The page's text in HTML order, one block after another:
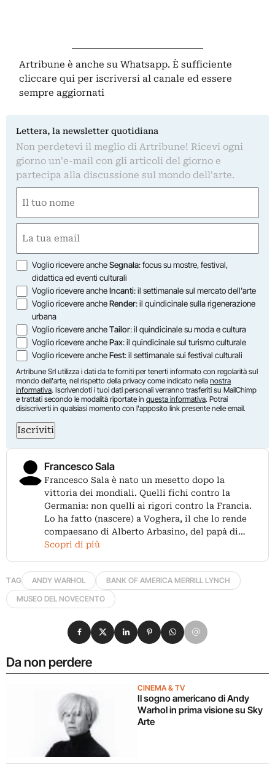
Artribune è anche su Whatsapp. È sufficiente
cliccare qui per iscriversi al canale ed essere
sempre aggiornati
Lettera, la newsletter quotidiana
Non perdetevi il meglio di Artribune! Ricevi ogni
giorno un'e-mail con gli articoli del giorno e
partecipa alla discussione sul mondo dell'arte.
(Obbligatorio)
Nome
(Obbligatorio)
Opzioni
Voglio ricevere ancheSegnala: focus su mostre, festival,
didattica ed eventi culturali
Voglio ricevere ancheIncanti: il settimanale sul mercato dell'arte
Voglio ricevere ancheRender: il quindicinale sulla rigenerazione
urbana
Voglio ricevere ancheTailor: il quindicinale su moda e cultura
Voglio ricevere anchePax: il quindicinale sul turismo culturale
Voglio ricevere ancheFest: il settimanale sui festival culturali
Artribune Srl utilizza i dati da te forniti per tenerti informato con regolarità sul
mondo dell'arte, nel rispetto della privacy come indicato nella nostra
informativa. Iscrivendoti i tuoi dati personali verranno trasferiti su MailChimp
e trattati secondo le modalità riportate in questa informativa. Potrai
disiscriverti in qualsiasi momento con l'apposito link presente nelle email.
Iscriviti
Francesco Sala
Francesco Sala è nato un mesetto dopo la
vittoria dei mondiali. Quelli fichi contro la
Germania: non quelli ai rigori contro la Francia.
Lo ha fatto (nascere) a Voghera, il che lo rende
compaesano di Alberto Arbasino, del papà di…
Scopri di più
TAG ANDY WARHOL
BANK OF AMERICA MERRILL LYNCH
MUSEO DEL NOVECENTO
Da non perdere
CINEMA & TV
Il sogno americano di Andy
Warhol in prima visione su Sky
Arte
Condividi su Facebook
Condividi su X
Condividi su LinkedIn
Condividi su Pinterest
Condividi su WhatsApp
Condividi su Email